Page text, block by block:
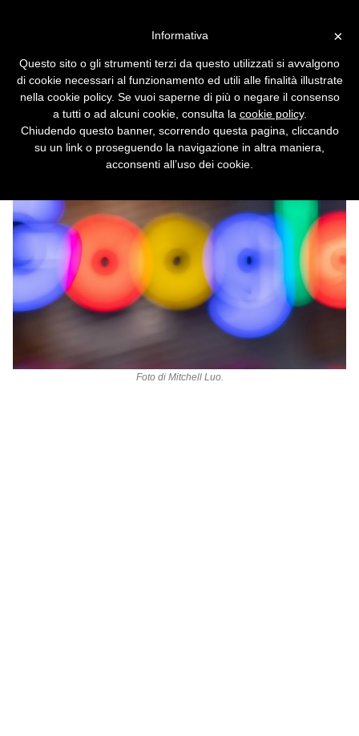
di Google: l'azienda non sarà
spezzettata, ma dovrà
condividere i dati
Foto di Mitchell Luo.
×
Informativa
Questo sito o gli strumenti terzi da questo utilizzati si avvalgono
di cookie necessari al funzionamento ed utili alle finalità illustrate
nella cookie policy. Se vuoi saperne di più o negare il consenso
a tutti o ad alcuni cookie, consulta la cookie policy.
Chiudendo questo banner, scorrendo questa pagina, cliccando
su un link o proseguendo la navigazione in altra maniera,
acconsenti all’uso dei cookie.